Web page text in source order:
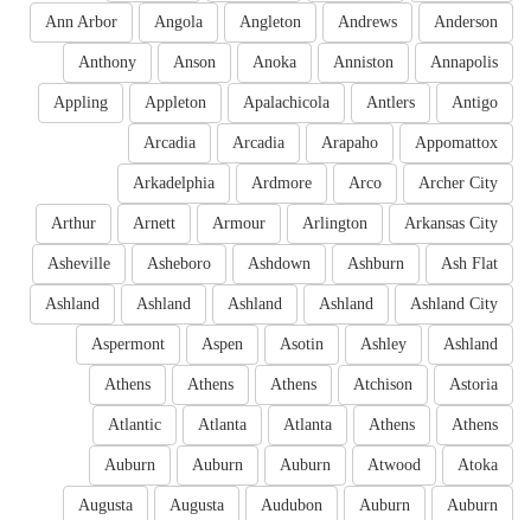
Anderson
Andrews
Angleton
Angola
Ann Arbor
Annapolis
Anniston
Anoka
Anson
Anthony
Antigo
Antlers
Apalachicola
Appleton
Appling
Appomattox
Arapaho
Arcadia
Arcadia
Archer City
Arco
Ardmore
Arkadelphia
Arkansas City
Arlington
Armour
Arnett
Arthur
Ash Flat
Ashburn
Ashdown
Asheboro
Asheville
Ashland City
Ashland
Ashland
Ashland
Ashland
Ashland
Ashley
Asotin
Aspen
Aspermont
Astoria
Atchison
Athens
Athens
Athens
Athens
Athens
Atlanta
Atlanta
Atlantic
Atoka
Atwood
Auburn
Auburn
Auburn
Auburn
Auburn
Audubon
Augusta
Augusta